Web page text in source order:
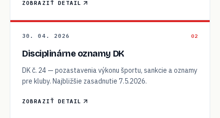
ZOBRAZIŤ DETAIL
30. 04. 2026 02
Disciplinárne oznamy DK
DK č. 24 — pozastavenia výkonu športu, sankcie a oznamy
pre kluby. Najbližšie zasadnutie 7.5.2026.
ZOBRAZIŤ DETAIL